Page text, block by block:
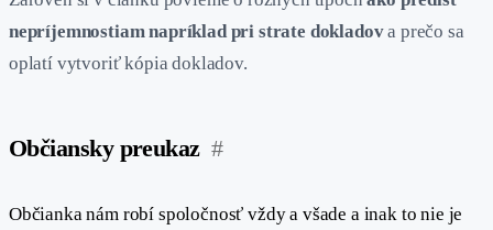
nepríjemnostiam napríklad pri strate dokladova prečo sa
oplatí vytvoriť kópia dokladov.
Občiansky preukaz #
Občianka nám robí spoločnosť vždy a všade a inak to nie je